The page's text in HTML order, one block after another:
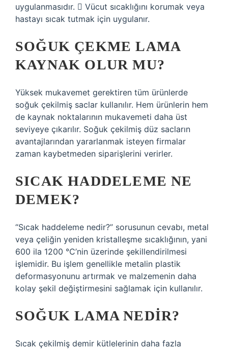
uygulanmasıdır.  Vücut sıcaklığını korumak veya
hastayı sıcak tutmak için uygulanır.
SOĞUK ÇEKME LAMA
KAYNAK OLUR MU?
Yüksek mukavemet gerektiren tüm ürünlerde
soğuk çekilmiş saclar kullanılır. Hem ürünlerin hem
de kaynak noktalarının mukavemeti daha üst
seviyeye çıkarılır. Soğuk çekilmiş düz sacların
avantajlarından yararlanmak isteyen firmalar
zaman kaybetmeden siparişlerini verirler.
SICAK HADDELEME NE
DEMEK?
“Sıcak haddeleme nedir?” sorusunun cevabı, metal
veya çeliğin yeniden kristalleşme sıcaklığının, yani
600 ila 1200 °C’nin üzerinde şekillendirilmesi
işlemidir. Bu işlem genellikle metalin plastik
deformasyonunu artırmak ve malzemenin daha
kolay şekil değiştirmesini sağlamak için kullanılır.
SOĞUK LAMA NEDIR?
Sıcak çekilmiş demir kütlelerinin daha fazla